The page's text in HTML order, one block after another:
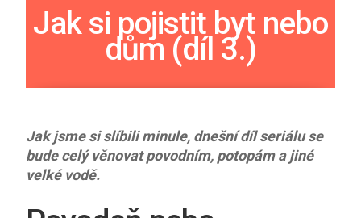
Jak si pojistit byt nebo
dům (díl 3.)
Jak jsme si slíbili minule, dnešní díl seriálu se
bude celý věnovat povodním, potopám a jiné
velké vodě.